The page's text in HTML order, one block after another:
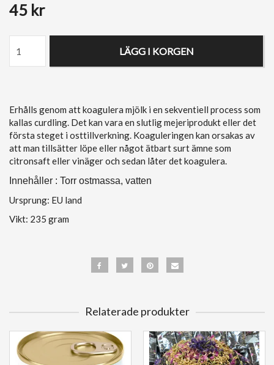
45 kr
LÄGG I KORGEN
Erhålls genom att koagulera mjölk i en sekventiell process som
kallas curdling. Det kan vara en slutlig mejeriprodukt eller det
första steget i osttillverkning. Koaguleringen kan orsakas av
att man tillsätter löpe eller något ätbart surt ämne som
citronsaft eller vinäger och sedan låter det koagulera.
Innehåller : Torr ostmassa, vatten
Ursprung: EU land
Vikt: 235 gram
Relaterade produkter